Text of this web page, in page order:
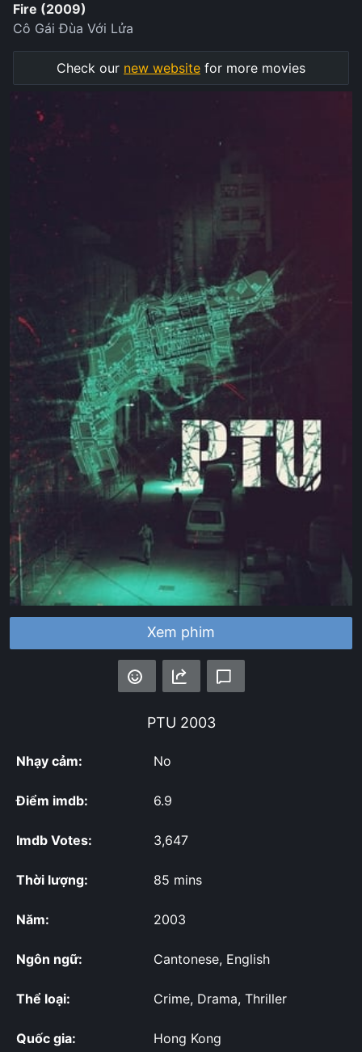
Xem phim
PTU 2003
Nhạy cảm: No
Điểm imdb: 6.9
Imdb Votes: 3,647
Thời lượng: 85 mins
Năm: 2003
Ngôn ngữ: Cantonese, English
Thể loại: Crime, Drama, Thriller
Quốc gia: Hong Kong
Fire (2009)
Cô Gái Đùa Với Lửa
Check our new website for more movies